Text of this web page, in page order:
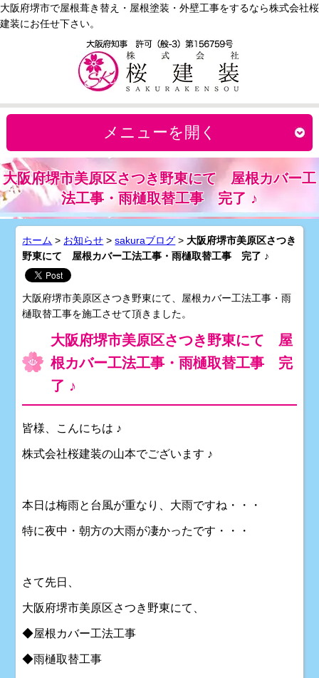
大阪府堺市で屋根葺き替え・屋根塗装・外壁工事をするなら株式会社桜
建装にお任せ下さい。
メニューを開く
大阪府堺市美原区さつき野東にて 屋根カバー工
法工事・雨樋取替工事 完了 ♪
ホーム > お知らせ >sakuraブログ >大阪府堺市美原区さつき
野東にて 屋根カバー工法工事・雨樋取替工事 完了 ♪
大阪府堺市美原区さつき野東にて、屋根カバー工法工事・雨
樋取替工事を施工させて頂きました。
大阪府堺市美原区さつき野東にて 屋
根カバー工法工事・雨樋取替工事 完
了 ♪
皆様、こんにちは ♪
株式会社桜建装の山本でございます ♪
本日は梅雨と台風が重なり、大雨ですね・・・
特に夜中・朝方の大雨が凄かったです・・・
さて先日、
大阪府堺市美原区さつき野東にて、
◆屋根カバー工法工事
◆雨樋取替工事